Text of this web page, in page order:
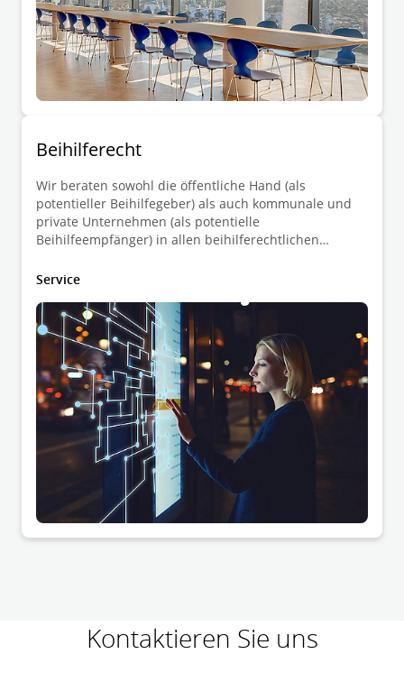
Beihilferecht
Wir beraten sowohl die öffentliche Hand (als
potentieller Beihilfegeber) als auch kommunale und
private Unternehmen (als potentielle
Beihilfeempfänger) in allen beihilferechtlichen
Service
Kontaktieren Sie uns